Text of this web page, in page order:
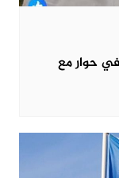
حوار مع